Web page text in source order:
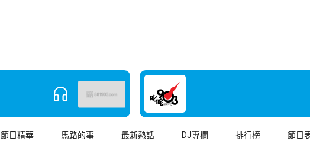
節目精華 馬路的事 最新熱話 DJ專欄 排行榜 節目